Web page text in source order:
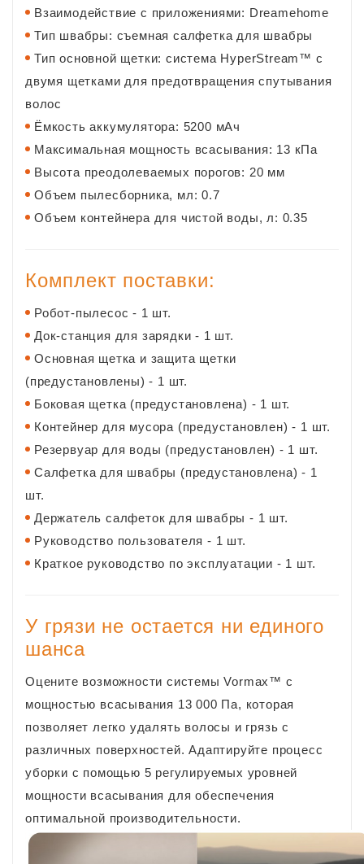
Взаимодействие с приложениями: Dreamehome
Тип швабры: съемная салфетка для швабры
Тип основной щетки: система HyperStream™ с
двумя щетками для предотвращения спутывания
волос
Ёмкость аккумулятора: 5200 мАч
Максимальная мощность всасывания: 13 кПа
Высота преодолеваемых порогов: 20 мм
Объем пылесборника, мл: 0.7
Объем контейнера для чистой воды, л: 0.35
Комплект поставки:
Робот-пылесос - 1 шт.
Док-станция для зарядки - 1 шт.
Основная щетка и защита щетки
(предустановлены) - 1 шт.
Боковая щетка (предустановлена) - 1 шт.
Контейнер для мусора (предустановлен) - 1 шт.
Резервуар для воды (предустановлен) - 1 шт.
Салфетка для швабры (предустановлена) - 1
шт.
Держатель салфеток для швабры - 1 шт.
Руководство пользователя - 1 шт.
Краткое руководство по эксплуатации - 1 шт.
У грязи не остается ни единого
шанса
Оцените возможности системы Vormax™ с
мощностью всасывания 13 000 Па, которая
позволяет легко удалять волосы и грязь с
различных поверхностей. Адаптируйте процесс
уборки с помощью 5 регулируемых уровней
мощности всасывания для обеспечения
оптимальной производительности.